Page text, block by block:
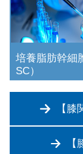
培養脂肪幹細
SC）
【